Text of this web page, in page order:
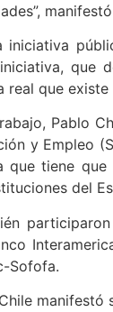
iniciativa
que
real que
Pablo
y Empleo
que tiene
del
Sofofa.